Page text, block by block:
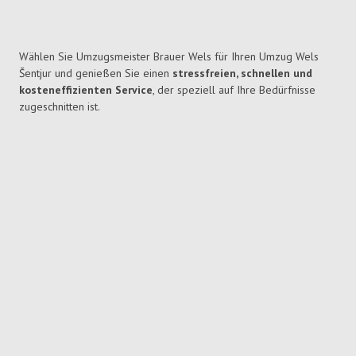
Wählen Sie Umzugsmeister Brauer Wels für Ihren Umzug Wels
Šentjur und genießen Sie einen stressfreien, schnellen und
kosteneffizienten Service, der speziell auf Ihre Bedürfnisse
zugeschnitten ist.